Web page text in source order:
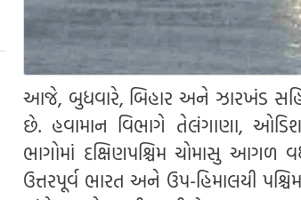
આજે, બુધવારે, બિહાર અને ઝારખંડ
છે. હવામાન વિભાગે તેલંગાણા,
ભાગોમાં દક્ષિણપશ્ચિમ ચોમાસુ
ઉત્તરપૂર્વ ભારત અને ઉપ-હિમાલયી